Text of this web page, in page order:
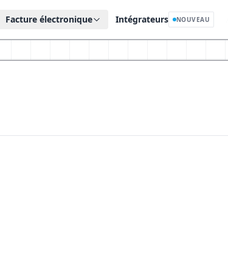
Facture électronique Intégrateurs NOUVEAU